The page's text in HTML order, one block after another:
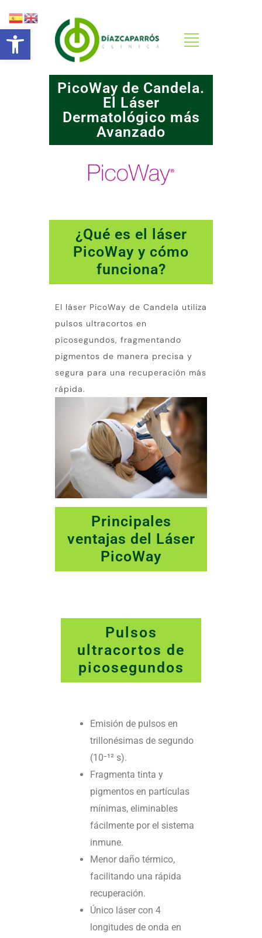
Abrir barra de herramientas
PicoWay de Candela.
El Láser
Dermatológico más
Avanzado
¿Qué es el láser
PicoWay y cómo
funciona?
El láser PicoWay de Candela utiliza
pulsos ultracortos en
picosegundos, fragmentando
pigmentos de manera precisa y
segura para una recuperación más
rápida.
Principales
ventajas del Láser
PicoWay
Pulsos
ultracortos de
picosegundos
Emisión de pulsos en
trillonésimas de segundo
(10⁻¹² s).
Fragmenta tinta y
pigmentos en partículas
mínimas, eliminables
fácilmente por el sistema
inmune.
Menor daño térmico,
facilitando una rápida
recuperación.
Único láser con 4
longitudes de onda en